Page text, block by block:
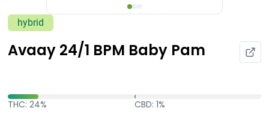
hybrid
Avaay 24/1 BPM Baby Pam
THC: 24% CBD: 1%